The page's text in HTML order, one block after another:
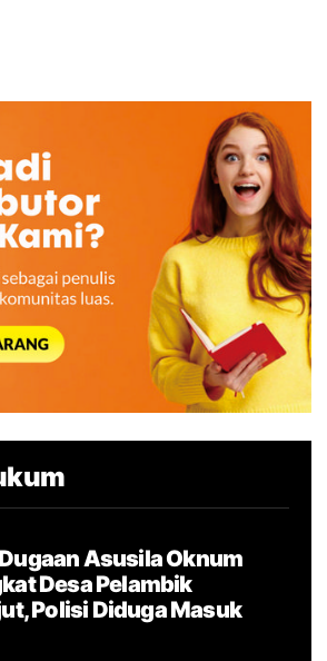
Asusila Oknum
Desa Pelambik
Polisi Diduga Masuk